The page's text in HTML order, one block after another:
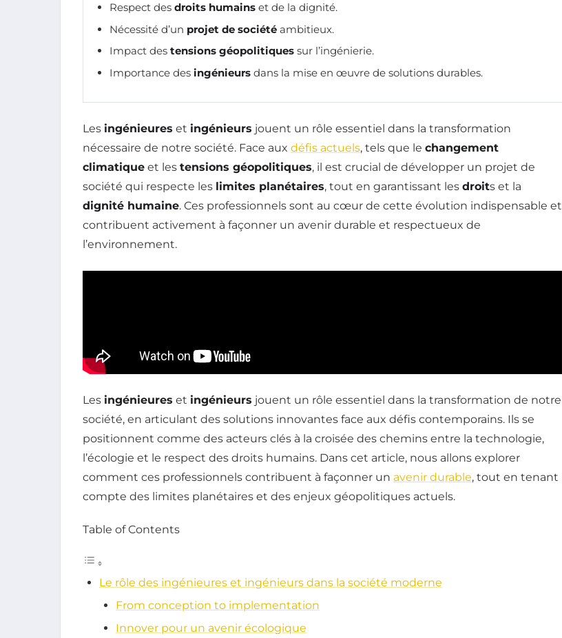
Respect des droits humains et de la dignité.
Nécessité d’un projet de société ambitieux.
Impact des tensions géopolitiques sur l’ingénierie.
Importance des ingénieurs dans la mise en œuvre de solutions durables.
Les ingénieures et ingénieurs jouent un rôle essentiel dans la transformation
nécessaire de notre société. Face aux défis actuels, tels que le changement
climatique et les tensions géopolitiques, il est crucial de développer un projet de
société qui respecte les limites planétaires, tout en garantissant les droits et la
dignité humaine. Ces professionnels sont au cœur de cette évolution indispensable et
contribuent activement à façonner un avenir durable et respectueux de
l’environnement.
Les ingénieures et ingénieurs jouent un rôle essentiel dans la transformation de notre
société, en articulant des solutions innovantes face aux défis contemporains. Ils se
positionnent comme des acteurs clés à la croisée des chemins entre la technologie,
l’écologie et le respect des droits humains. Dans cet article, nous allons explorer
comment ces professionnels contribuent à façonner un avenir durable, tout en tenant
compte des limites planétaires et des enjeux géopolitiques actuels.
Table of Contents
Le rôle des ingénieures et ingénieurs dans la société moderne
From conception to implementation
Innover pour un avenir écologique